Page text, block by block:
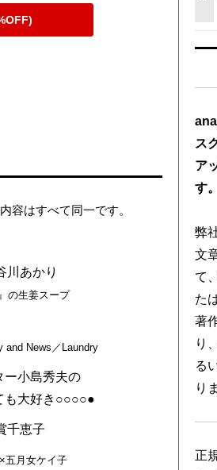
容はすべて同一です。
川あかり
の生姜スープ
and News／Laundry
ー小島秀夫の
も大好き○○○○●
千恵子
五月女ケイ子
ス
ア
す。
弊
文
て
た
著
り
る
り
正